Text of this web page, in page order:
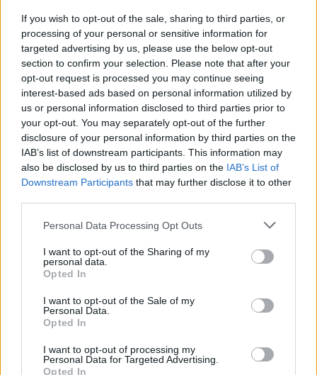
If you wish to opt-out of the sale, sharing to third parties, or
processing of your personal or sensitive information for
targeted advertising by us, please use the below opt-out
section to confirm your selection. Please note that after your
opt-out request is processed you may continue seeing
interest-based ads based on personal information utilized by
us or personal information disclosed to third parties prior to
your opt-out. You may separately opt-out of the further
disclosure of your personal information by third parties on the
IAB’s list of downstream participants. This information may
also be disclosed by us to third parties on the IAB’s List of
Downstream Participants that may further disclose it to other
Personal Data Processing Opt Outs
I want to opt-out of the Sharing of my
personal data.
Opted In
I want to opt-out of the Sale of my
Personal Data.
Opted In
I want to opt-out of processing my
Personal Data for Targeted Advertising.
Opted In
Ευρωεκλογές 2024: Στο
32,9% η συμμετοχή μέχρι
τις 17:30
09/06/2024 - 18:56
Ευρωεκλογές 2024:
Αποτελέσματα ΥΠΕΣ στο
67%: ΝΔ 27,7%, ΣΥΡΙΖΑ
14,8%, ΠΑΣΟΚ 13,04%
09/06/2024 - 21:26